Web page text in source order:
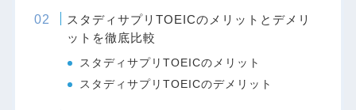
スタディサプリTOEICのメリットとデメリ
ットを徹底比較
スタディサプリTOEICのメリット
スタディサプリTOEICのデメリット